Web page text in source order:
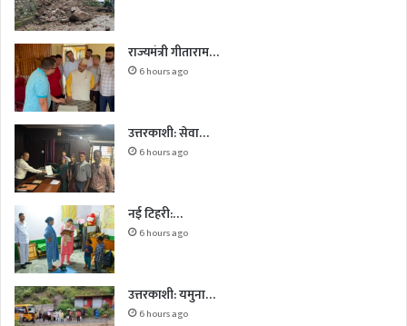
राज्यमंत्री गीताराम…
6 hours ago
उत्तरकाशी: सेवा…
6 hours ago
नई टिहरी:…
6 hours ago
उत्तरकाशी: यमुना…
6 hours ago